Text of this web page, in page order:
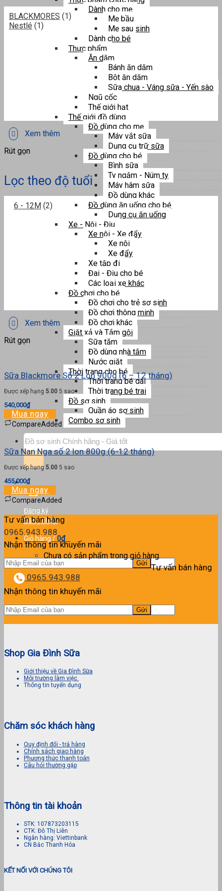
Dành cho mẹ
Mẹ bầu
Mẹ sau sinh
Dành cho bé
Thực phẩm
Ăn dặm
Bánh ăn dặm
Bột ăn dặm
Sữa chua - Váng sữa - Yến sào
Ngũ cốc
Thế giới hạt
Thế giới đồ dùng
Đồ dùng cho mẹ
Máy vắt sữa
Dụng cụ trữ sữa
Đồ dùng cho bé
Bình sữa
Ty ngậm - Núm ty
Máy hâm sữa
Đồ dùng khác
Đồ dùng ăn uống cho bé
Dụng cụ ăn uống
Xe - Nôi - Địu
Xe nôi - Xe đẩy
Xe nôi
Xe đẩy
Xe tập đi
Đai - Địu cho bé
Các loại xe khác
Đồ chơi cho bé
Đồ chơi cho trẻ sơ sinh
Đồ chơi thông minh
Đồ chơi khác
Giặt xả và Tắm gội
Sữa tắm
Đồ dùng nhà tắm
Nước giặt
Thời trang cho bé
Thời trang bé gái
Thời trang bé trai
Đồ sơ sinh
Quần áo sơ sinh
Combo sơ sinh
Tìm
kiếm:
Đăng ký
Đăng nhập
Giỏ hàng /0₫
Chưa có sản phẩm trong giỏ hàng.
BLACKMORES (1)
Nestlé (1)
Xem thêm
Rút gọn
Lọc theo độ tuổi
6 - 12M (2)
Xem thêm
Rút gọn
Sữa Blackmore Số 2 Lon 900g (6 – 12 tháng)
Được xếp hạng 5.00 5 sao
540,000₫
Mua ngay
CompareAdded
Sữa Nan Nga số 2 lon 800g (6-12 tháng)
Được xếp hạng 5.00 5 sao
455,000₫
Mua ngay
CompareAdded
Tư vấn bán hàng
0965.943.988
Nhận thông tin khuyến mãi
Tư vấn bán hàng
0965.943.988
Nhận thông tin khuyến mãi
Shop Gia Đình Sữa
Giới thiệu về Gia Đình Sữa
Môi trường làm việc
Thông tin tuyển dụng
Chăm sóc khách hàng
Quy định đổi - trả hàng
Chính sách giao hàng
Phương thức thanh toán
Câu hỏi thường gặp
Thông tin tài khoản
STK: 107873203115
CTK: Đỗ Thị Liên
Ngân hàng: Viettinbank
CN Bắc Thanh Hóa
KẾT NỐI VỚI CHÚNG TÔI